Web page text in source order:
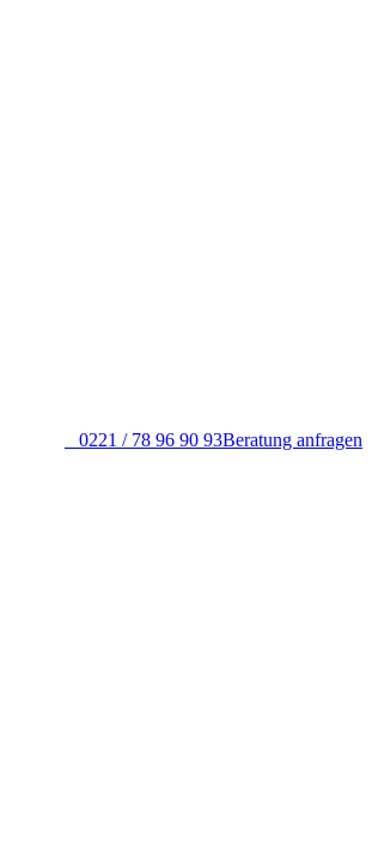
0221 / 78 96 90 93Beratung anfragen